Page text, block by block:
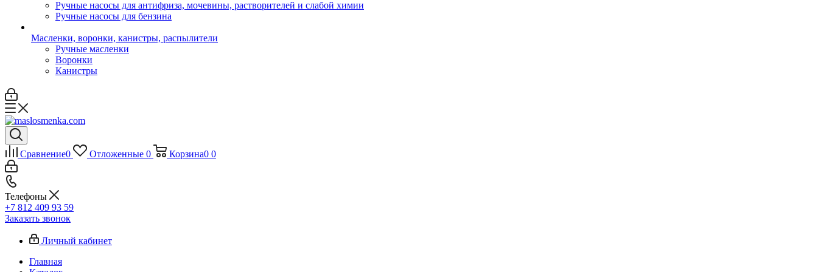
Ручные насосы для антифриза, мочевины, растворителей и слабой химии
Ручные насосы для бензина
Масленки, воронки, канистры, распылители
Ручные масленки
Воронки
Канистры
Сравнение0 Отложенные 0 Корзина0 0
Телефоны
+7 812 409 93 59
Заказать звонок
Личный кабинет
Главная